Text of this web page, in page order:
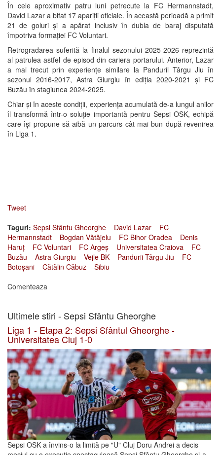
În cele aproximativ patru luni petrecute la FC Hermannstadt,
David Lazar a bifat 17 apariții oficiale. În această perioadă a primit
21 de goluri și a apărat inclusiv în dubla de baraj disputată
împotriva formației FC Voluntari.
Retrogradarea suferită la finalul sezonului 2025-2026 reprezintă
al patrulea astfel de episod din cariera portarului. Anterior, Lazar
a mai trecut prin experiențe similare la Pandurii Târgu Jiu în
sezonul 2016-2017, Astra Giurgiu în ediția 2020-2021 și FC
Buzău în stagiunea 2024-2025.
Chiar și în aceste condiții, experiența acumulată de-a lungul anilor
îl transformă într-o soluție importantă pentru Sepsi OSK, echipă
care își propune să aibă un parcurs cât mai bun după revenirea
în Liga 1.
Tweet
Taguri: Sepsi Sfântu Gheorghe David Lazar
FC
Hermannstadt
Bogdan Vătăjelu FC Bihor Oradea
Denis
Haruț
FC Voluntari FC Argeș Universitatea Craiova
FC
Buzău
Astra Giurgiu Vejle BK Pandurii Târgu Jiu
FC
Botoșani
Cătălin Căbuz
Sibiu
Comenteaza
Ultimele stiri - Sepsi Sfântu Gheorghe
Liga 1 - Etapa 2: Sepsi Sfântul Gheorghe -
Universitatea Cluj 1-0
Sepsi OSK a învins-o la limită pe "U" Cluj Doru Andrei a decis